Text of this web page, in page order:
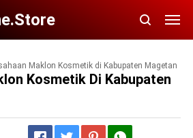
Maklon Kosmetik di Kabupaten Magetan
Kosmetik Di Kabupaten